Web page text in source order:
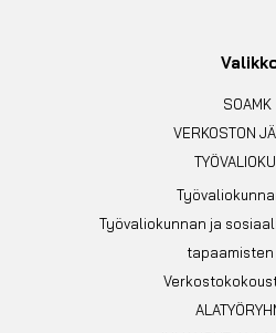
SOAMK
VERKOSTON
Työvaliokunnan ja